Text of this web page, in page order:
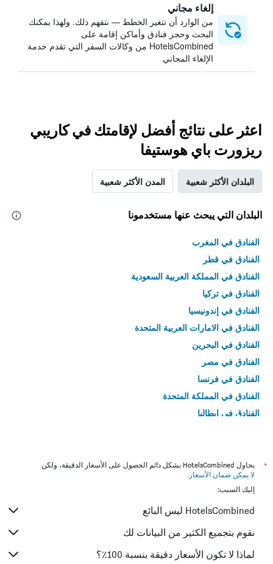
إلغاء مجاني
من الوارد أن تتغير الخطط — نتفهم ذلك. ولهذا يمكنك
البحث وحجز فنادق وأماكن إقامة على
HotelsCombined من وكالات السفر التي تقدم خدمة
الإلغاء المجاني
اعثر على نتائج أفضل لإقامتك في كاريبي
ريزورت باي هوستيفا
البلدان الأكثر شعبية المدن الأكثر شعبية
البلدان التي يبحث عنها مستخدمونا
الفنادق في المغرب
الفنادق في قطر
الفنادق في المملكة العربية السعودية
الفنادق في تركيا
الفنادق في إندونيسيا
الفنادق في الامارات العربية المتحدة
الفنادق في البحرين
الفنادق في مصر
الفنادق في فرنسا
الفنادق في المملكة المتحدة
الفنادق في إيطاليا
*
يحاول HotelsCombined بشكل دائم الحصول على الأسعار الدقيقة، ولكن
لا يمكن ضمان الأسعار .
إليك السبب:
HotelsCombined ليس البائع
نقوم بتجميع الكثير من البيانات لك
لماذا لا تكون الأسعار دقيقة بنسبة 100٪؟